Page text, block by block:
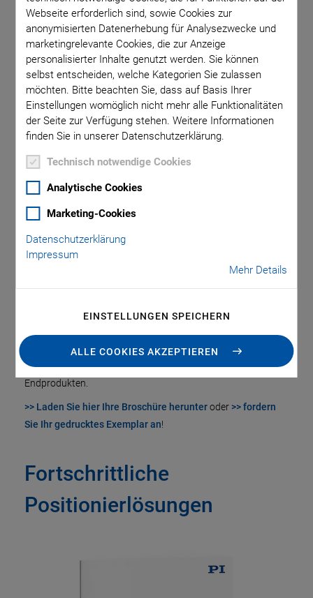
Webseite erforderlich sind, sowie Cookies zur
anonymisierten Datenerhebung für Analysezwecke und
marketingrelevante Cookies, die zur Anzeige
personalisierter Inhalte genutzt werden. Sie können
selbst entscheiden, welche Kategorien Sie zulassen
möchten. Bitte beachten Sie, dass auf Basis Ihrer
Einstellungen womöglich nicht mehr alle Funktionalitäten
der Seite zur Verfügung stehen. Weitere Informationen
finden Sie in unserer Datenschutzerklärung.
Technisch notwendige Cookies
Analytische Cookies
Marketing-Cookies
Datenschutzerklärung
Impressum
Mehr Details
EINSTELLUNGEN SPEICHERN
ALLE COOKIES AKZEPTIEREN
BLOG ABONNIEREN
Kategorien
Anwendung
Industrielle Automatisierung
Photonik Produkt Produktion
Industrie 4.0, Internet der Dinge, Cloud Computing,
autonomes Fahren, E-Health, Augmented Reality oder
stellen. Gleichzeitig stellen diese wachsenden Märkte die
kleinere Komponenten mit höherer Funktionsdichte, kürzere
Innovationszyklen und eine wachsende Vielfalt an
Endprodukten.
>> Laden Sie hier Ihre Broschüre herunteroder >> fordern
Sie Ihr gedrucktes Exemplar an!
Fortschrittliche
Positionierlösungen